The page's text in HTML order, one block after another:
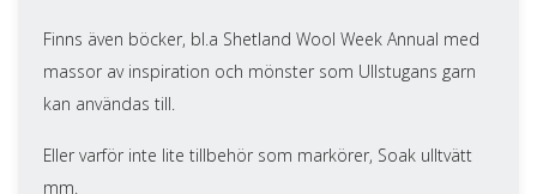
Finns även böcker, bl.a Shetland Wool Week Annual med
massor av inspiration och mönster som Ullstugans garn
kan användas till.
Eller varför inte lite tillbehör som markörer, Soak ulltvätt
mm.